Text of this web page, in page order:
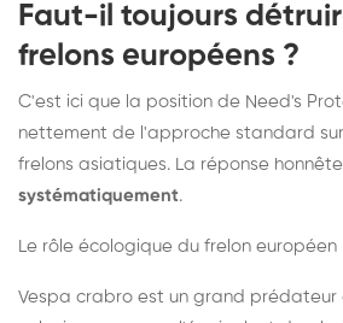
Faut-il toujours
frelons européens ?
C'est ici que la position de Need's
nettement de l'approche standard
frelons asiatiques. La réponse
systématiquement.
Le rôle écologique du frelon européen
Vespa crabro est un grand prédateur